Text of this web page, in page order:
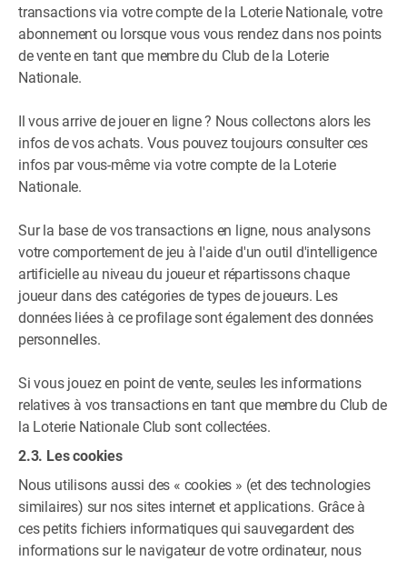
transactions via votre compte de la Loterie Nationale, votre
abonnement ou lorsque vous vous rendez dans nos points
de vente en tant que membre du Club de la Loterie
Nationale.
Il vous arrive de jouer en ligne ? Nous collectons alors les
infos de vos achats. Vous pouvez toujours consulter ces
infos par vous-même via votre compte de la Loterie
Nationale.
Sur la base de vos transactions en ligne, nous analysons
votre comportement de jeu à l'aide d'un outil d'intelligence
artificielle au niveau du joueur et répartissons chaque
joueur dans des catégories de types de joueurs. Les
données liées à ce profilage sont également des données
personnelles.
Si vous jouez en point de vente, seules les informations
relatives à vos transactions en tant que membre du Club de
la Loterie Nationale Club sont collectées.
2.3. Les cookies
Nous utilisons aussi des « cookies » (et des technologies
similaires) sur nos sites internet et applications. Grâce à
ces petits fichiers informatiques qui sauvegardent des
informations sur le navigateur de votre ordinateur, nous